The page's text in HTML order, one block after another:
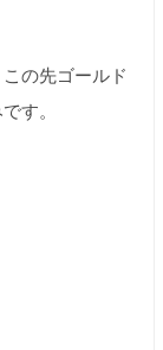
の先ゴールド
す。